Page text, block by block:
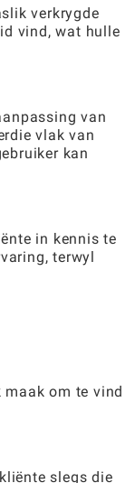
verkrygde
vind, wat hulle
van
vlak van
kan
in kennis te
terwyl
om te vind
slegs die